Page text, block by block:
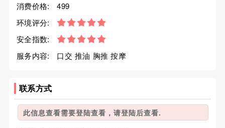
消费价格:
499
环境评分:
安全指数:
服务内容:
口交 推油 胸推 按摩
联系方式
此信息查看需要登陆查看，请登陆后查看.